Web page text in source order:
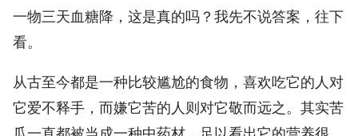
一物三天血糖降，这是真的吗？我先不说答案，往下
看。
从古至今都是一种比较尴尬的食物，喜欢吃它的人对
它爱不释手，而嫌它苦的人则对它敬而远之。其实苦